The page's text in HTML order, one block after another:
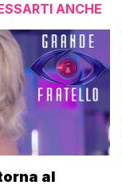
ANCHE
al